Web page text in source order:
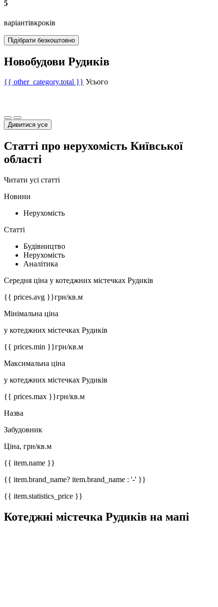
5
варіантівкроків
Підібрати безкоштовно
Новобудови Рудиків
{{ other_category.total }} Усього
Дивитися усе
Статті про нерухомість Київської
області
Читати усі статті
Новини
Нерухомість
Статті
Будівництво
Нерухомість
Аналітика
Середня ціна у котеджних містечках Рудиків
{{ prices.avg }}грн/кв.м
Мінімальна ціна
у котеджних містечках Рудиків
{{ prices.min }}грн/кв.м
Максимальна ціна
у котеджних містечках Рудиків
{{ prices.max }}грн/кв.м
Назва
Забудовник
Ціна, грн/кв.м
{{ item.name }}
{{ item.brand_name? item.brand_name : '-' }}
{{ item.statistics_price }}
Котеджні містечка Рудиків на мапі